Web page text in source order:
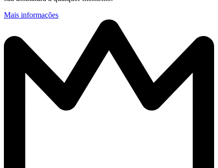
Mais informações